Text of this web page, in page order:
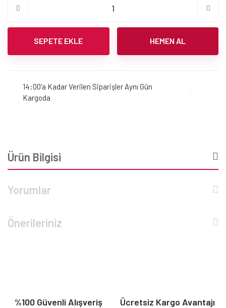
SEPETE EKLE HEMEN AL
14:00'a Kadar Verilen Siparişler Aynı Gün
Kargoda
Ürün Bilgisi
Yorumlar
Önerileriniz
%100 Güvenli Alışveriş Ücretsiz Kargo Avantajı